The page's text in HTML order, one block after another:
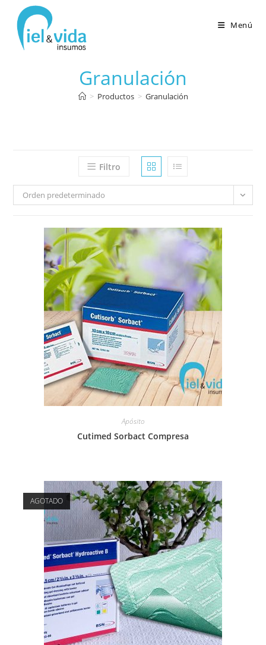
Menú
Granulación
> Productos > Granulación
Filtro
Orden predeterminado
Apósito
Cutimed Sorbact Compresa
AGOTADO